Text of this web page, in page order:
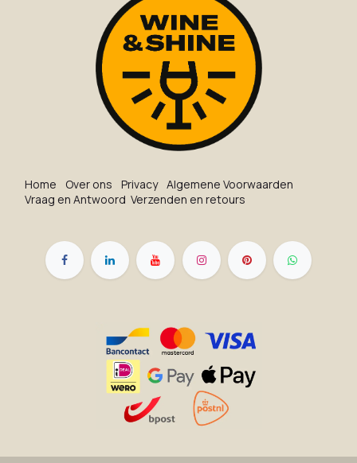
Ho​me O​ve​r on​s Privacy Algemene Voorwaarden
Vraag en Antwoord Verzenden en retours